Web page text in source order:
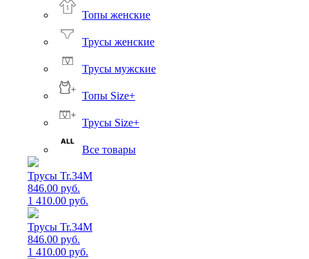
Топы женские
Трусы женские
Трусы мужские
Топы Size+
Трусы Size+
Все товары
Трусы Tr.34M
846.00 руб.
1 410.00 руб.
Трусы Tr.34M
846.00 руб.
1 410.00 руб.